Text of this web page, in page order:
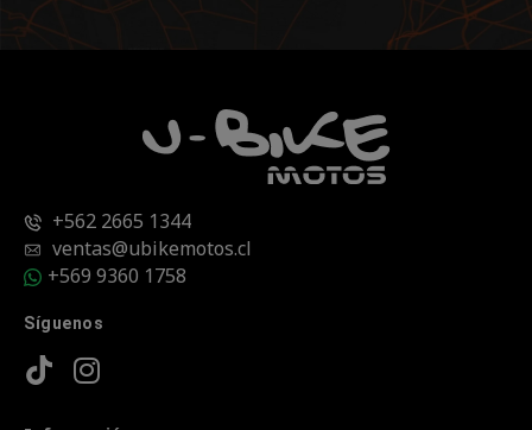
+562 2665 1344
ventas@ubikemotos.cl
+569 9360 1758
Síguenos